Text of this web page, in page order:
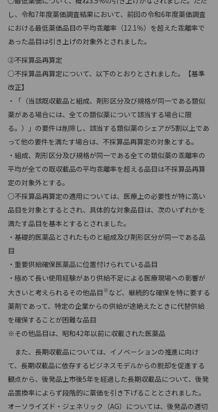
し、令和7年度薬価調査結果において、前回の令和6年度薬価調査
における最低薬価品目の平均乖離率（12.1％）を超えた乖離率で
あった品目は引き上げの対象外とされました。
②不採算品再算定
○不採算品再算定について、以下のとおりとされました。【基準
改正】
・「（当該既収載品と組成、剤形区分及び規格が同一である類似
薬がある場合には、全ての類似薬について該当する場合に限
る。）」の要件は削除し、該当する類似薬のシェアが5割以上であ
って他の要件を満たす場合は、不採算品再算定の対象とする。
・組成、剤形区分及び規格が同一である全ての類似薬の乖離率の
平均が全ての既収載品の平均乖離率を超える品目は不採算品再算
定の対象外とする。
○不採算品再算定の適用については、医療上の必要性が特に高い
品目を対象とするとされ、具体的な対象品目は、次のいずれかを
満たす品目を基本とするとされました。
・基礎的医薬品とされたものと組成及び剤形区分が同一である品
目
・重要供給確保医薬品に位置付けられている品目
・極めて長い使用経験があり供給不足による医療現場への影響が
大きいと考えられるその他品目※など、継続的な確保を特に要する
薬剤であって、特定の企業からの供給が途絶えたときに代替供給
を確保することが困難な品目
※その他品目は、昭和42年以前に収載された医薬品
また、長期収載品については、イノベーションの推進に向け
て、長期収載品に依存するビジネスモデルからの脱却を促進する
観点から、後発品上市後5年を経過した長期収載品について、後発
品置換率によらず段階的に薬価を引き下げることとされました。
オーソライズド・ジェネリック（AG）については、後発品の適切